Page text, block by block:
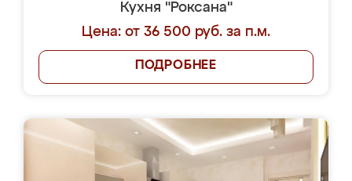
Кухня "Роксана"
Цена: от 36 500 руб. за п.м.
ПОДРОБНЕЕ